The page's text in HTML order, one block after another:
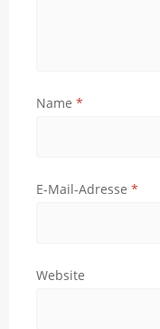
Name *
E-Mail-Adresse *
Website